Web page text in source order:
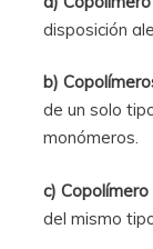
disposición
b)
de un solo
monómeros.
c)
del mismo